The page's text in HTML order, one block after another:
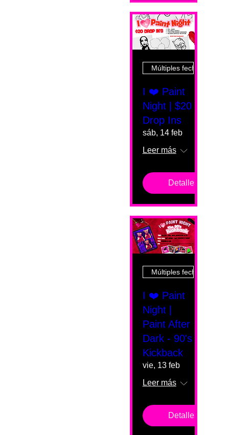
Múltiples fechas
I ❤️ Paint
Night | $20
Drop Ins
sáb, 14 feb
Leer más
Detalles
Múltiples fechas
I ❤️ Paint
Night |
Paint After
Dark - 90's
Kickback
vie, 13 feb
Leer más
Detalles